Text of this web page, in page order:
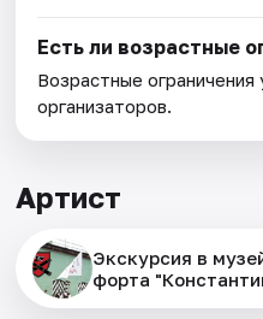
Есть ли возрастные
Возрастные ограничения
организаторов.
Артист
Экскурсия в
форта